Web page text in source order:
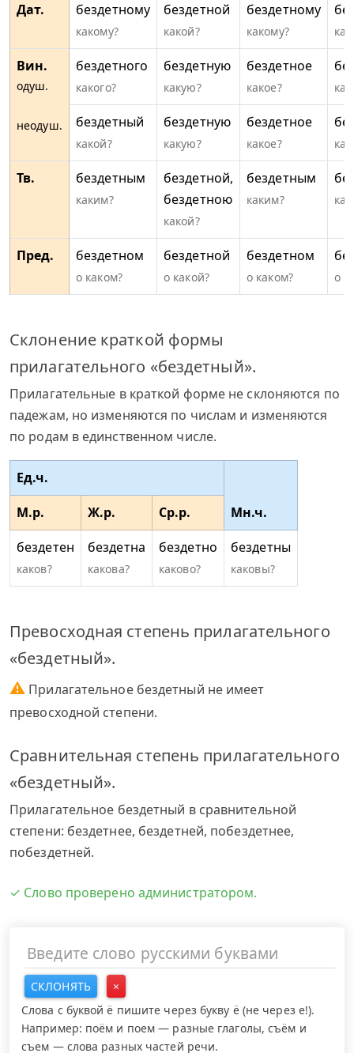
Дат. бездетному
какому?
бездетной
какой?
бездетному
какому?
Вин.
одуш.
неодуш.
бездетного
какого?
бездетную
какую?
бездетное
какое?
бездетный
какой?
бездетную
какую?
бездетное
какое?
Тв. бездетным
каким?
бездетной,
бездетною
какой?
бездетным
каким?
Пред. бездетном
о каком?
бездетной
о какой?
бездетном
о каком? о
Склонение краткой формы
прилагательного «бездетный».
Прилагательные в краткой форме не склоняются по
падежам, но изменяются по числам и изменяются
по родам в единственном числе.
Ед.ч.
Мн.ч.
М.р. Ж.р.
Ср.р.
бездетен
каков?
бездетна
какова?
бездетно
каково?
бездетны
каковы?
Превосходная степень прилагательного
«бездетный».
⚠ Прилагательное бездетный не имеет
превосходной степени.
Сравнительная степень прилагательного
«бездетный».
Прилагательное бездетный в сравнительной
степени: бездетнее, бездетней, побездетнее,
побездетней.
✓ Слово проверено администратором.
СКЛОНЯТЬ
×
Слова с буквой ё пишите через букву ё (не через е!).
Например: поём и поем — разные глаголы, съём и
съем — слова разных частей речи.